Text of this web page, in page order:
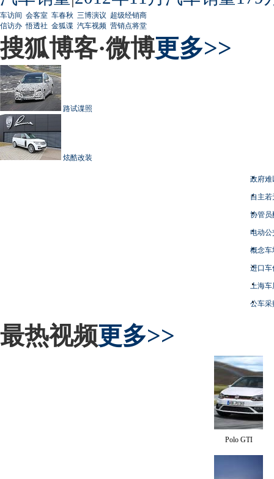
车访间 会客室 车春秋 三博演议 超级经销商
信访办 悟透社 金狐谍 汽车视频 营销点将堂
搜狐博客·微博更多>>
路试谍照
炫酷改装
政府难
自主
协管员
电动
概念车
进口车
上海
公车采
最热视频更多>>
Polo GTI